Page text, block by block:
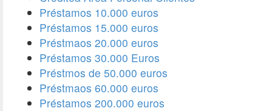
Préstamos 10.000 euros
Préstamos 15.000 euros
Préstmaos 20.000 euros
Préstamos 30.000 Euros
Préstmos de 50.000 euros
Préstmaos 60.000 euros
Préstamos 200.000 euros